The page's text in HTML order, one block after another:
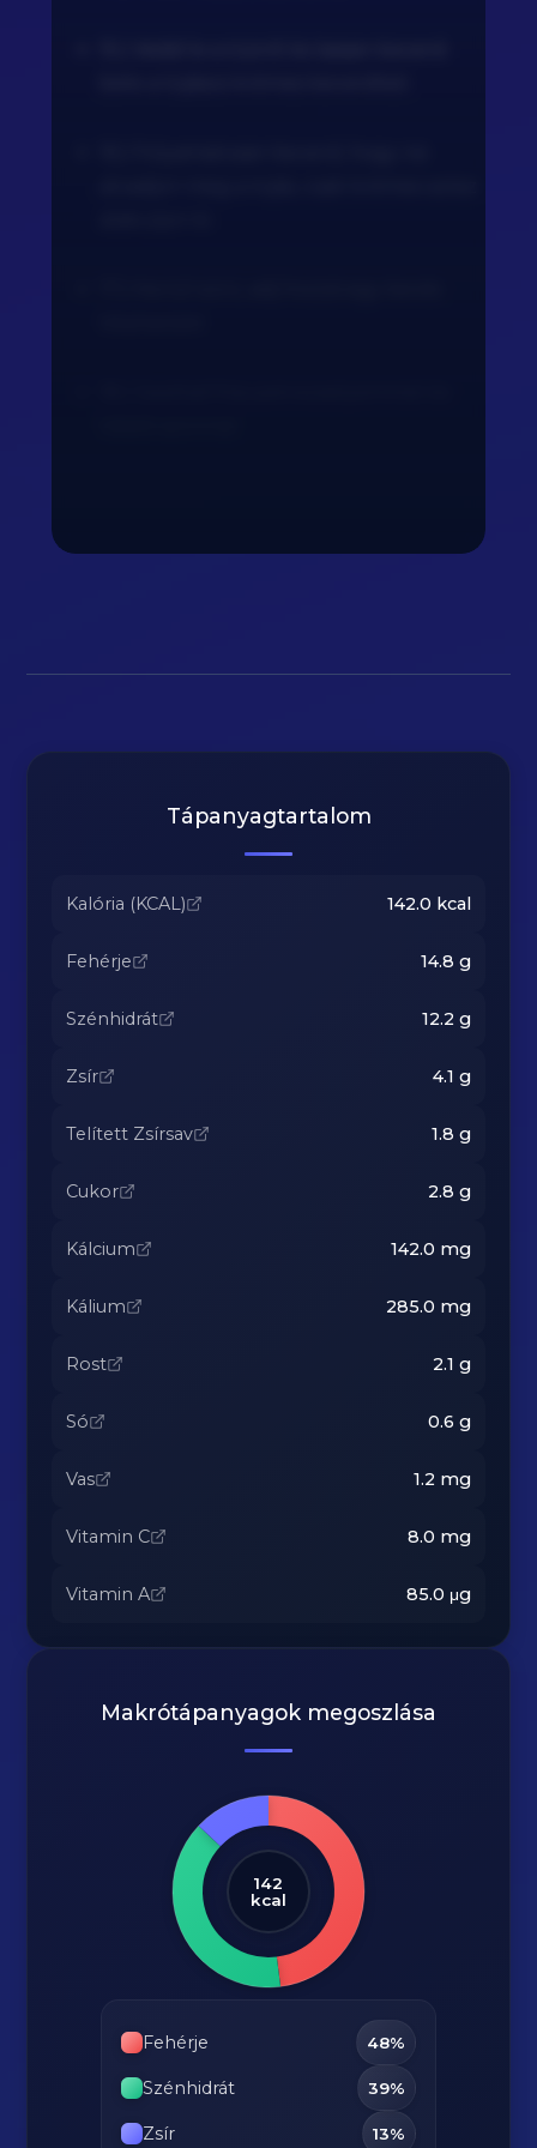
Tápanyagtartalom
Kalória (KCAL) 142.0 kcal
Fehérje 14.8 g
Szénhidrát 12.2 g
Zsír 4.1 g
Telített Zsírsav 1.8 g
Cukor 2.8 g
Kálcium 142.0 mg
Kálium 285.0 mg
Rost 2.1 g
Só 0.6 g
Vas 1.2 mg
Vitamin C 8.0 mg
Vitamin A 85.0 μg
Makrótápanyagok megoszlása
142
kcal
Fehérje 48%
Szénhidrát 39%
Zsír 13%